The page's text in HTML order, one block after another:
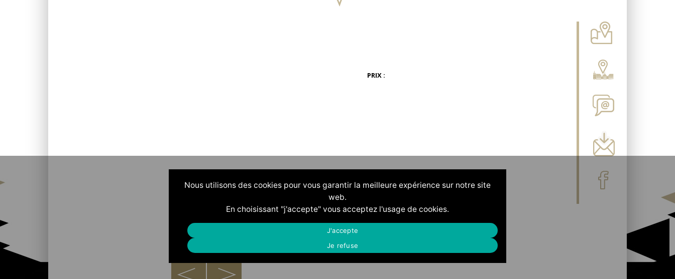
PRIX :
Nous utilisons des cookies pour vous garantir la meilleure expérience sur notre site
web.
En choisissant "j'accepte" vous acceptez l'usage de cookies.
J'accepte
Je refuse